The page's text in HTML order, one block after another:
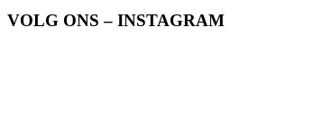
VOLG ONS – INSTAGRAM